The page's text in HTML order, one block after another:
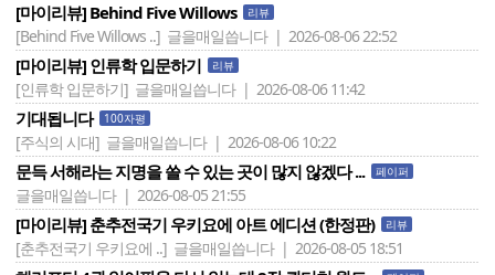
[마이리뷰] Behind Five Willows 리뷰
[Behind Five Willows ..] 글을매일씁니다 | 2026-08-06 22:52
[마이리뷰] 인류학 입문하기 리뷰
[인류학 입문하기] 글을매일씁니다 | 2026-08-06 11:42
기대됩니다 100자평
[주식의 시대] 글을매일씁니다 | 2026-08-06 10:22
문득 서해라는 지명을 쓸 수 있는 곳이 많지 않겠다 ... 페이퍼
글을매일씁니다 | 2026-08-05 21:55
[마이리뷰] 춘추전국기 우키요에 아트 에디션 (한정판) 리뷰
[춘추전국기 우키요에 ..] 글을매일씁니다 | 2026-08-05 18:51